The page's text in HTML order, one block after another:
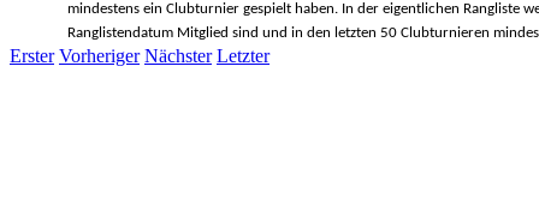
mindestens ein Clubturnier gespielt haben. In der eigentlichen Rangliste
Ranglistendatum Mitglied sind und in den letzten 50 Clubturnieren
Erster Vorheriger Nächster Letzter